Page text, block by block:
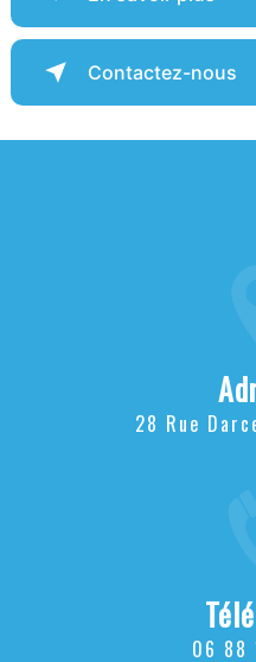
Contactez-nous
28 Rue
06